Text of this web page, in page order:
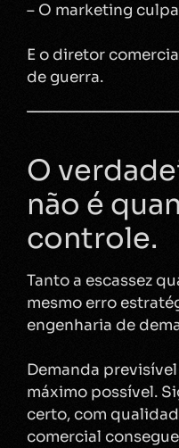
– O marketing
E o diretor
de guerra.
O
não é
controle.
Tanto a escassez
mesmo erro
engenharia de
Demanda
máximo possível.
certo, com
comercial